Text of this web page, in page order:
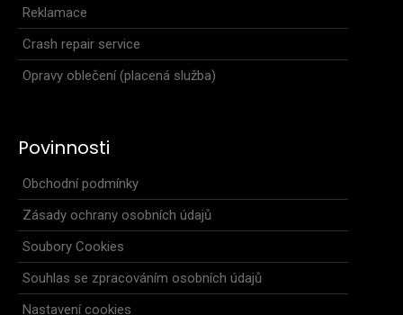
Dámská sportovní bunda ZIGZAG mátová
3 999 Kč
Kombinace dvou materiálů. Hlavní části bundy z
Reklamace
Crash repair service
Opravy oblečení (placená služba)
Povinnosti
Obchodní podmínky
Zásady ochrany osobních údajů
Soubory Cookies
Souhlas se zpracováním osobních údajů
Nastavení cookies